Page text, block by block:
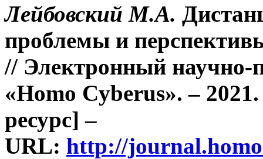
Лейбовский М.А.
проблемы и
// Электронный научно-
«Homo Cyberus». –
ресурс] –
URL: http://